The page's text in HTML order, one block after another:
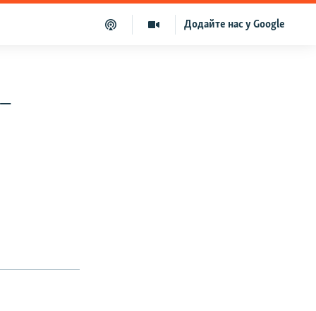
Додайте нас у Google